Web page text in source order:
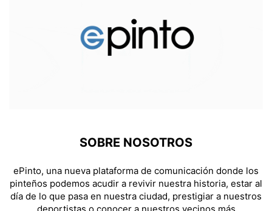
SOBRE NOSOTROS
ePinto, una nueva plataforma de comunicación donde los
pinteños podemos acudir a revivir nuestra historia, estar al
día de lo que pasa en nuestra ciudad, prestigiar a nuestros